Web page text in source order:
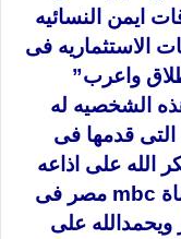
ايمن النسائيه
الاستثماريه فى
واعرب”
الشخصيه له
قدمها فى
الله على اذاعه
مسلسل وعد وسلسال الدم على قناة mbc مصر فى
ويحمدالله على